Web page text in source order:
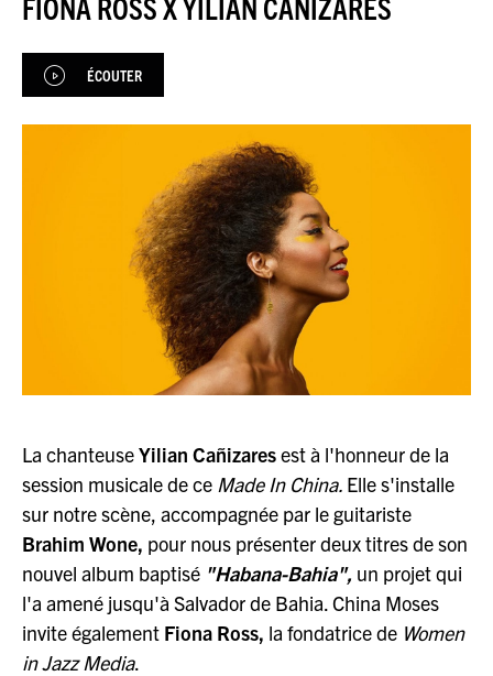
JEU DU JOUR
ESPACEPREMIUM
ÉCOUTER
La chanteuseYilian Cañizaresest à l'honneur de la
session musicale de ce Made In China. Elle s'installe
sur notre scène, accompagnée par le guitariste
Brahim Wone, pour nous présenter deux titres de son
nouvel album baptisé "Habana-Bahia", un projet qui
l'a amené jusqu'à Salvador de Bahia. China Moses
invite également Fiona Ross, la fondatrice de Women
in Jazz Media.